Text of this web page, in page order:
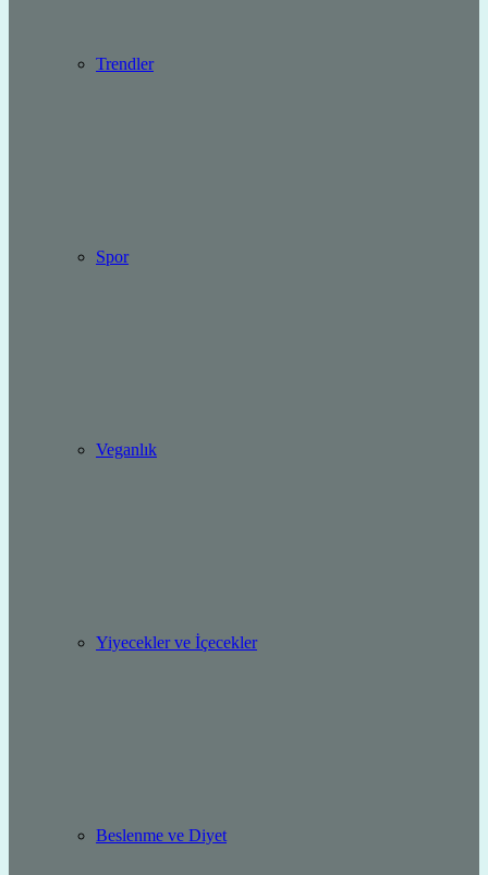
Trendler
Spor
Veganlık
Yiyecekler ve İçecekler
Beslenme ve Diyet